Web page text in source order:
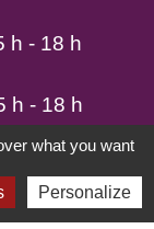
h - 18 h
h - 18 h
what you want
Personalize